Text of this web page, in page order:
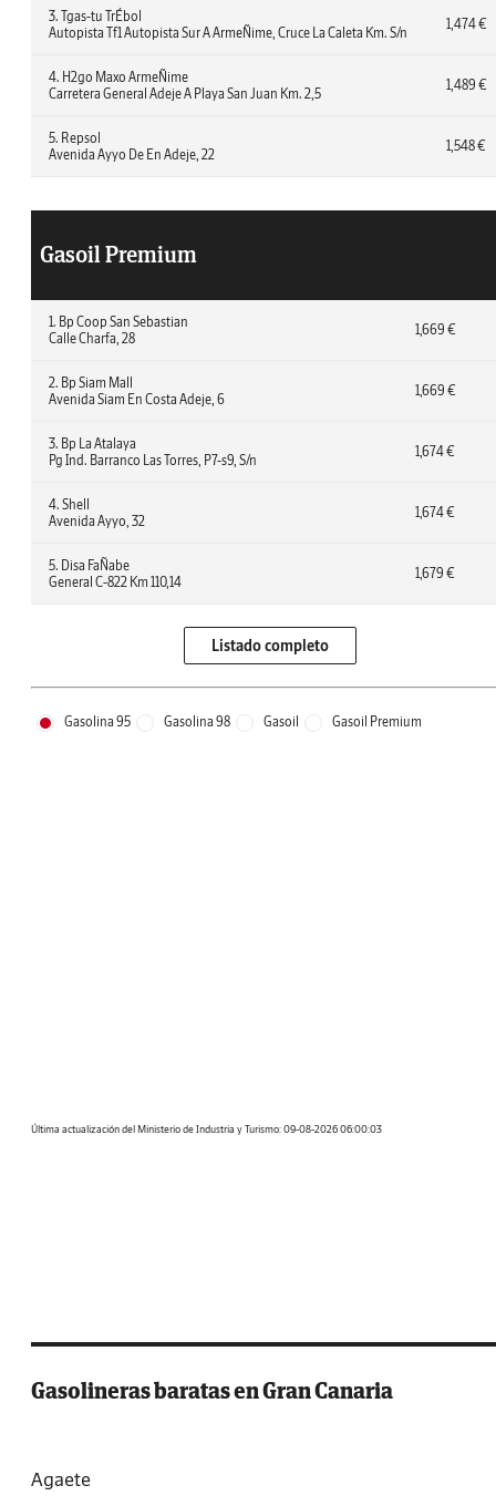
3. Tgas-tu TrÉbol
Autopista Tf1 Autopista Sur A ArmeÑime, Cruce La Caleta Km. S/n
1,474 €
4. H2go Maxo ArmeÑime
Carretera General Adeje A Playa San Juan Km. 2,5
1,489 €
5. Repsol
Avenida Ayyo De En Adeje, 22
1,548 €
Gasoil Premium
1. Bp Coop San Sebastian
Calle Charfa, 28
1,669 €
2. Bp Siam Mall
Avenida Siam En Costa Adeje, 6
1,669 €
3. Bp La Atalaya
Pg Ind. Barranco Las Torres, P7-s9, S/n
1,674 €
4. Shell
Avenida Ayyo, 32
1,674 €
5. Disa FaÑabe
General C-822 Km 110,14
1,679 €
Listado completo
Gasolina 95 Gasolina 98 Gasoil Gasoil Premium
Última actualización del Ministerio de Industria y Turismo: 09-08-2026 06:00:03
Gasolineras baratas en Gran Canaria
Agaete